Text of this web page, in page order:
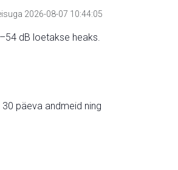
2026-08-07 10:44:05
dB loetakse heaks.
päeva andmeid ning